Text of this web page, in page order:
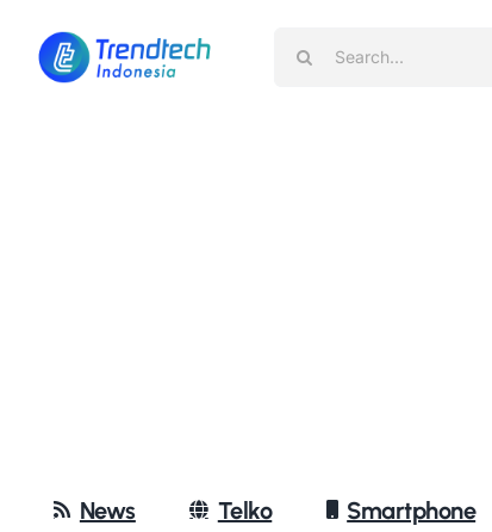
content
News Telko Smartphone